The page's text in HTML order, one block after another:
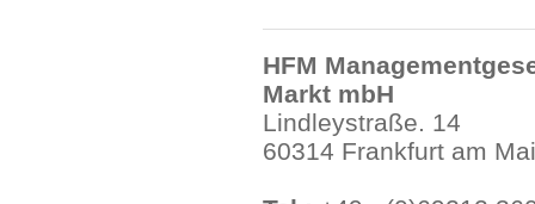
HFM
Markt mbH
Lindleystraße. 14
60314 Frankfurt am